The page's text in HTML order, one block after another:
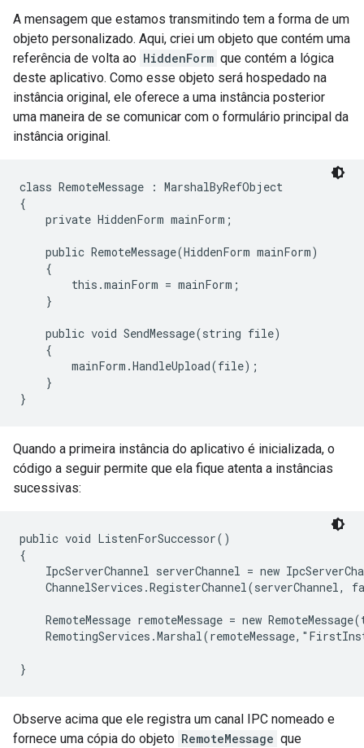
A mensagem que estamos transmitindo tem a forma de um
objeto personalizado. Aqui, criei um objeto que contém uma
referência de volta ao HiddenForm que contém a lógica
deste aplicativo. Como esse objeto será hospedado na
instância original, ele oferece a uma instância posterior
uma maneira de se comunicar com o formulário principal da
instância original.
class RemoteMessage : MarshalByRefObject
{
    private HiddenForm mainForm;
    public RemoteMessage(HiddenForm mainForm)
    {
        this.mainForm = mainForm;
    }
    public void SendMessage(string file)
    {
        mainForm.HandleUpload(file);
    }
Quando a primeira instância do aplicativo é inicializada, o
código a seguir permite que ela fique atenta a instâncias
sucessivas:
public void ListenForSuccessor()
{
IpcServerChannel serverChannel = new
ChannelServices.RegisterChannel(serverChannel,
RemoteMessage remoteMessage = new
}
Observe acima que ele registra um canal IPC nomeado e
fornece uma cópia do objeto RemoteMessage que